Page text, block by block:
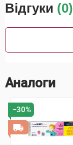
Відгуки (0)
Аналоги
−30%